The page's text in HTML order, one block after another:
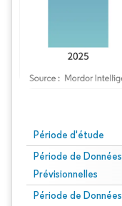
Période d'étude
Période de Données
Prévisionnelles
Période de Données